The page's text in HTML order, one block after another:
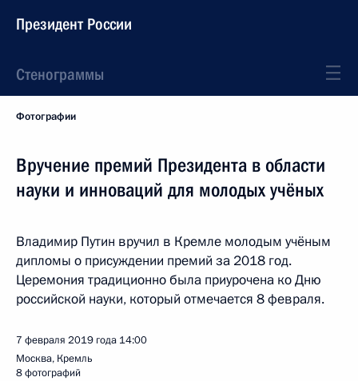
Президент России
Стенограммы
Фотографии
Вручение премий Президента в области
науки и инноваций для молодых учёных
Владимир Путин вручил в Кремле молодым учёным
дипломы о присуждении премий за 2018 год.
Церемония традиционно была приурочена ко Дню
российской науки, который отмечается 8 февраля.
7 февраля 2019 года 14:00
Москва, Кремль
8 фотографий